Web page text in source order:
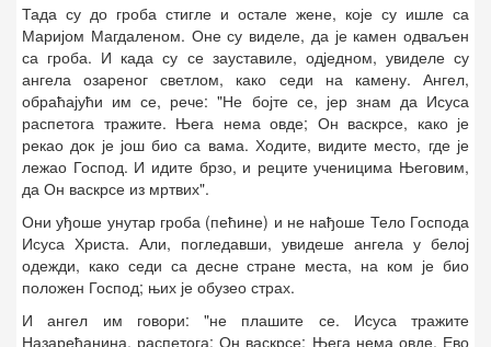
Тада су до гроба стигле и остале жене, које су ишле са
Маријом Магдаленом. Оне су виделе, да је камен одваљен
са гроба. И када су се зауставиле, одједном, увиделе су
ангела озареног светлом, како седи на камену. Ангел,
обраћајући им се, рече: "Не бојте се, јер знам да Исуса
распетога тражите. Њега нема овде; Он васкрсе, како је
рекао док је још био са вама. Ходите, видите место, где је
лежао Господ. И идите брзо, и реците ученицима Његовим,
да Он васкрсе из мртвих".
Они уђоше унутар гроба (пећине) и не нађоше Тело Господа
Исуса Христа. Али, погледавши, увидеше ангела у белој
одежди, како седи са десне стране места, на ком је био
положен Господ; њих је обузео страх.
И ангел им говори: "не плашите се. Исуса тражите
Назарећанина, распетога; Он васкрсе; Њега нема овде. Ево